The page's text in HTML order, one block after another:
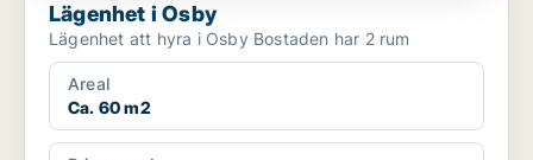
Lägenhet i Osby
Lägenhet att hyra i Osby Bostaden har 2 rum
Areal
Ca. 60 m2